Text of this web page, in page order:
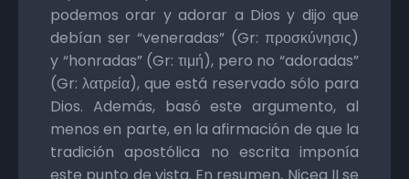
podemos orar y adorar a Dios y dijo que
debían ser “veneradas” (Gr: προσκύνησις)
y “honradas” (Gr: τιμή), pero no “adoradas”
(Gr: λατρεία), que está reservado sólo para
Dios. Además, basó este argumento, al
menos en parte, en la afirmación de que la
tradición apostólica no escrita imponía